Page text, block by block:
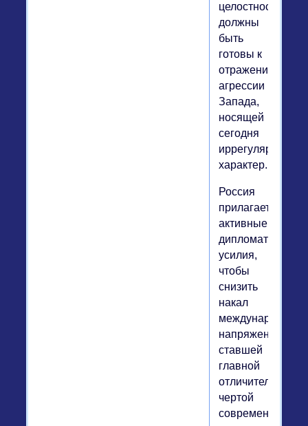
целостности,
должны
быть
готовы к
отражению
агрессии
Запада,
носящей
сегодня
иррегулярный
характер.
Россия
прилагает
активные
усилия,
чтобы
снизить
накал
международной
напряженности,
ставшей
главной
отличительной
чертой
современной